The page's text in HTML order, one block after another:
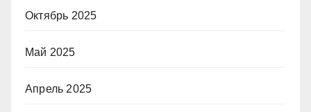
Октябрь 2025
Май 2025
Апрель 2025